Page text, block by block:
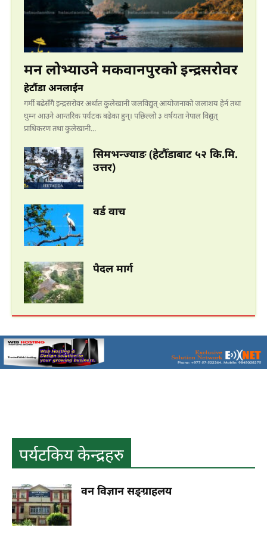
भुटनदेवि मन्दिर – नयाँ
हेटौंडा अनलाईन
एैतिहासिक
हात्तीसार
त्रिभुवन राजपथको निर्माणपूर्व उपत्यका र तराई जोड्ने मूल नाकाको रूपमा
ख्याती कमाएको व्यापारिक केन्द्र भीमफेदी तत्कालीन समयमा जङ्गल सवारीको
प्रयोगमा ल्याइने हात्तीहरू सुरक्षित राख्न...
ऐतिहासिक मकवानपुरगढी दरबार (
हेटौंडाबाट १७ कि.मि. पूर्व )
चिसापानी गढी र कालीतोप (हेटौँडाबाट २९
मन लोभ्याउने मकवानपुरको इन्द्रसरोवर
हेटौंडा अनलाईन
गर्मी बढेसँगै इन्द्रसरोवर अर्थात कुलेखानी जलविद्युत् आयोजनाको जलाशय हेर्न तथा
घुम्न आउने आन्तरिक पर्यटक बढेका हुन्। पछिल्लो ३ वर्षयता नेपाल विद्युत्
प्राधिकरण तथा कुलेखानी...
सिमभन्ज्याङ (हेटौँडाबाट ५२ कि.मि.
उत्तर)
वर्ड वाच
पैदल मार्ग
पर्यटकिय केन्द्रहरु
वन विज्ञान सङ्ग्राहलय